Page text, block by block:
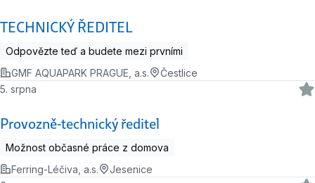
TECHNICKÝ ŘEDITEL
Odpovězte teď a budete mezi prvními
GMF AQUAPARK PRAGUE, a.s.
Čestlice
Provozně-technický ředitel
5. srpna
Možnost občasné práce z domova
Ferring-Léčiva, a.s.
Jesenice